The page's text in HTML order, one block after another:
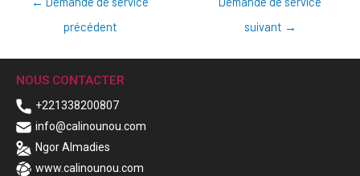
précédent
suivant →
NOUS CONTACTER
+221338200807
info@calinounou.com
Ngor Almadies
www.calinounou.com